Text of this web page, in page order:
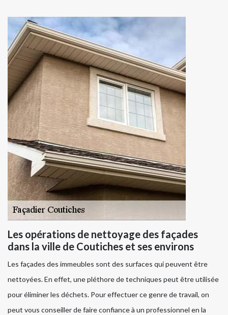
Les opérations de nettoyage des façades
dans la ville de Coutiches et ses environs
Les façades des immeubles sont des surfaces qui peuvent être
nettoyées. En effet, une pléthore de techniques peut être utilisée
pour éliminer les déchets. Pour effectuer ce genre de travail, on
peut vous conseiller de faire confiance à un professionnel en la